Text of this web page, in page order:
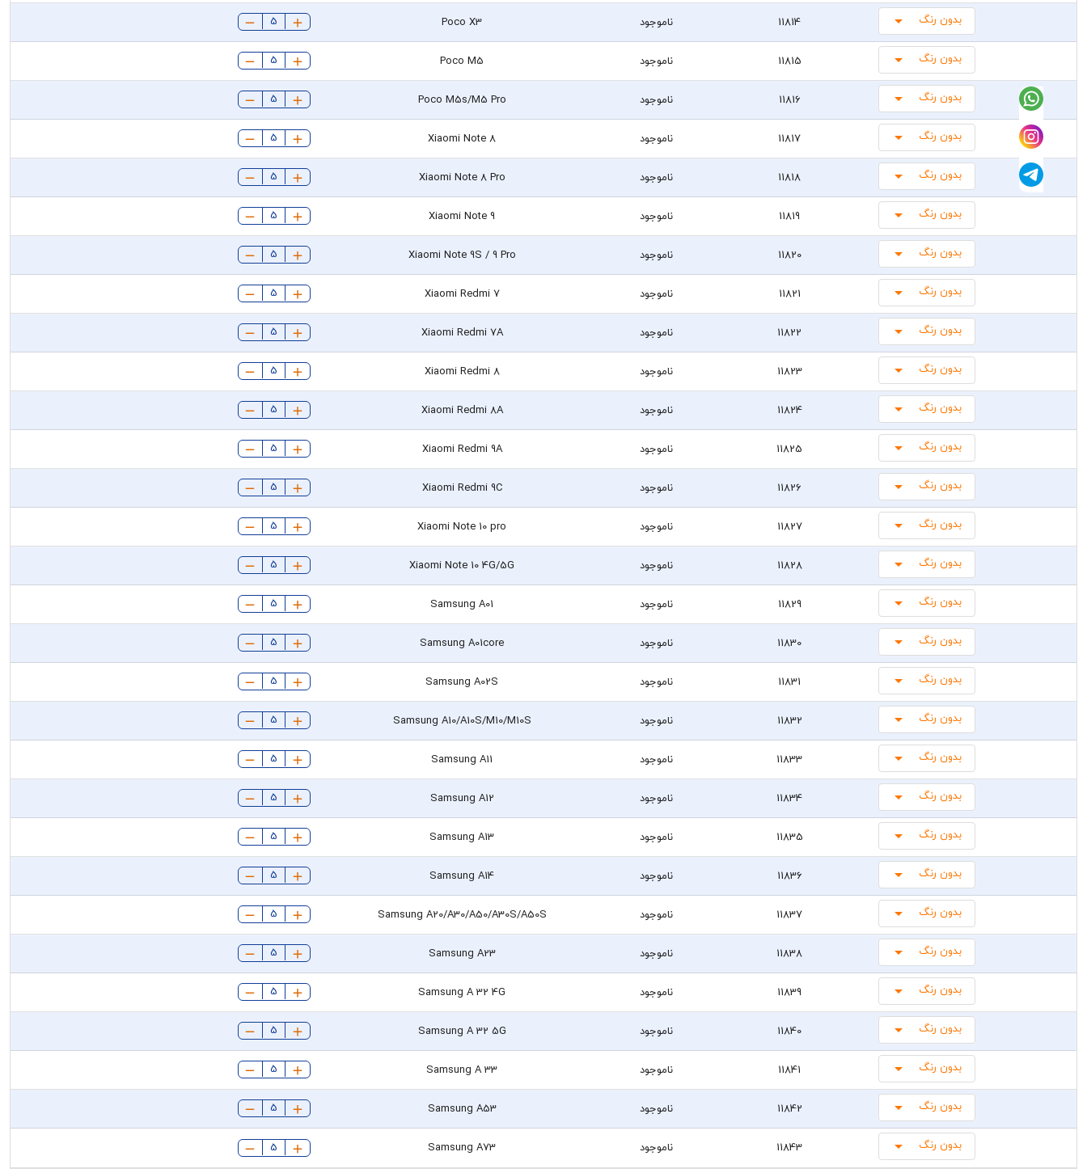
بدون رنگ 11814 ناموجود Poco X3
بدون رنگ 11815 ناموجود Poco M5
بدون رنگ 11816 ناموجود Poco M5s/M5 Pro
بدون رنگ 11817 ناموجود Xiaomi Note 8
بدون رنگ 11818 ناموجود Xiaomi Note 8 Pro
بدون رنگ 11819 ناموجود Xiaomi Note 9
بدون رنگ 11820 ناموجود Xiaomi Note 9S / 9 Pro
بدون رنگ 11821 ناموجود Xiaomi Redmi 7
بدون رنگ 11822 ناموجود Xiaomi Redmi 7A
بدون رنگ 11823 ناموجود Xiaomi Redmi 8
بدون رنگ 11824 ناموجود Xiaomi Redmi 8A
بدون رنگ 11825 ناموجود Xiaomi Redmi 9A
بدون رنگ 11826 ناموجود Xiaomi Redmi 9C
بدون رنگ 11827 ناموجود Xiaomi Note 10 pro
بدون رنگ 11828 ناموجود Xiaomi Note 10 4G/5G
بدون رنگ 11829 ناموجود Samsung A01
بدون رنگ 11830 ناموجود Samsung A01core
بدون رنگ 11831 ناموجود Samsung A02S
بدون رنگ 11832 ناموجود Samsung A10/A10S/M10/M10S
بدون رنگ 11833 ناموجود Samsung A11
بدون رنگ 11834 ناموجود Samsung A12
بدون رنگ 11835 ناموجود Samsung A13
بدون رنگ 11836 ناموجود Samsung A14
بدون رنگ 11837 ناموجود Samsung A20/A30/A50/A30S/A50S
بدون رنگ 11838 ناموجود Samsung A23
بدون رنگ 11839 ناموجود Samsung A 32 4G
بدون رنگ 11840 ناموجود Samsung A 32 5G
بدون رنگ 11841 ناموجود Samsung A 33
بدون رنگ 11842 ناموجود Samsung A53
بدون رنگ 11843 ناموجود Samsung A73